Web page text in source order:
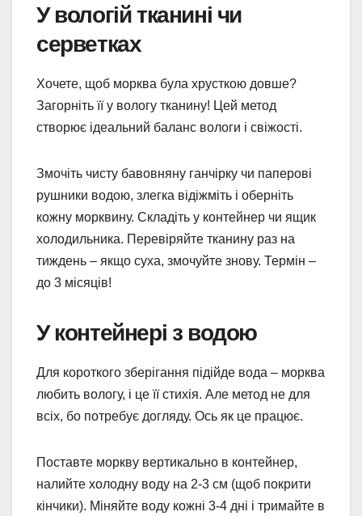
У вологій тканині чи
серветках
Хочете, щоб морква була хрусткою довше?
Загорніть її у вологу тканину! Цей метод
створює ідеальний баланс вологи і свіжості.
Змочіть чисту бавовняну ганчірку чи паперові
рушники водою, злегка відіжміть і оберніть
кожну морквину. Складіть у контейнер чи ящик
холодильника. Перевіряйте тканину раз на
тиждень – якщо суха, змочуйте знову. Термін –
до 3 місяців!
У контейнері з водою
Для короткого зберігання підійде вода – морква
любить вологу, і це її стихія. Але метод не для
всіх, бо потребує догляду. Ось як це працює.
Поставте моркву вертикально в контейнер,
налийте холодну воду на 2-3 см (щоб покрити
кінчики). Міняйте воду кожні 3-4 дні і тримайте в